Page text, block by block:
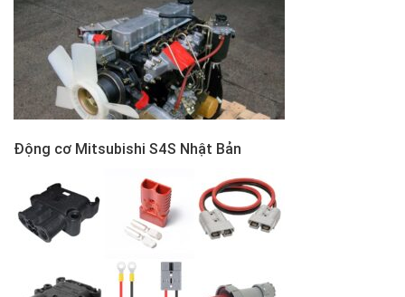
Động cơ Mitsubishi S4S Nhật Bản